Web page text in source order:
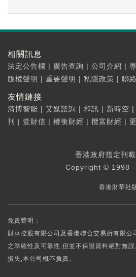
相關訊息
法定公告欄 | 廣告查詢 | 公司介紹 |
版權聲明 | 重要聲明 | 私隱政策 | 聯
友情鏈接
清博智能 | 艾媒諮詢 | 和訊 | 新時空 |
刊
| 壹財信 | 權衡財經 | 攬富財經 |
香港政府指定刊
Copyright © 1998 -
香港財華社
免責聲明：
財華控股有限公司及香港聯合交易所有限公
之準確性及可靠性,但並不保證資料絕對無
損失,本公司概不負責。